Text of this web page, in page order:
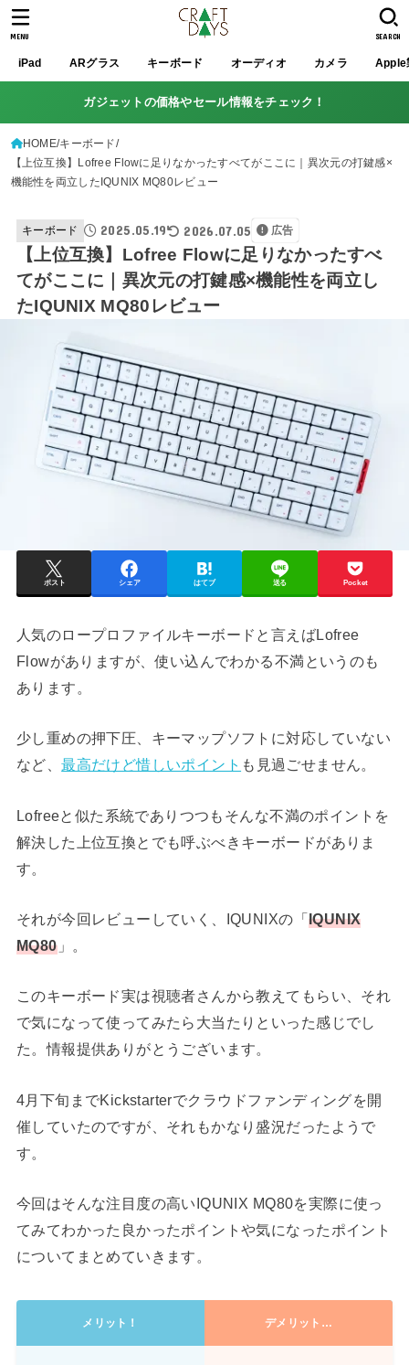
iPad ARグラス キーボード オーディオ カメラ Apple
SEARCH
MENU
ガジェットの価格やセール情報をチェック！
HOME キーボード
【上位互換】Lofree Flowに足りなかったすべてがここに｜異次元の打鍵感×
機能性を両立したIQUNIX MQ80レビュー
キーボード 2025.05.19 2026.07.05 広告
【上位互換】Lofree Flowに足りなかったすべ
てがここに｜異次元の打鍵感×機能性を両立し
たIQUNIX MQ80レビュー
ポスト シェア はてブ 送る Pocket
人気のロープロファイルキーボードと言えばLofree
Flowがありますが、使い込んでわかる不満というのも
あります。
少し重めの押下圧、キーマップソフトに対応していない
など、最高だけど惜しいポイント も見過ごせません。
Lofreeと似た系統でありつつもそんな不満のポイントを
解決した上位互換とでも呼ぶべきキーボードがありま
す。
それが今回レビューしていく、IQUNIXの「IQUNIX
MQ80」。
このキーボード実は視聴者さんから教えてもらい、それ
で気になって使ってみたら大当たりといった感じでし
た。情報提供ありがとうございます。
4月下旬までKickstarterでクラウドファンディングを開
催していたのですが、それもかなり盛況だったようで
す。
今回はそんな注目度の高いIQUNIX MQ80を実際に使っ
てみてわかった良かったポイントや気になったポイント
についてまとめていきます。
メリット！ デメリット…